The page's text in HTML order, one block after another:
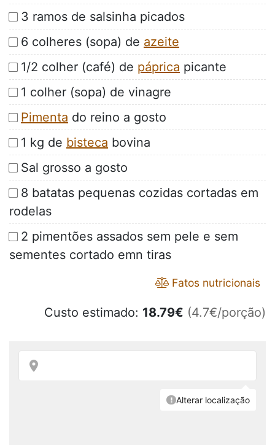
3 ramos de salsinha picados
6 colheres (sopa) de azeite
1/2 colher (café) de páprica picante
1 colher (sopa) de vinagre
Pimenta do reino a gosto
1 kg de bisteca bovina
Sal grosso a gosto
8 batatas pequenas cozidas cortadas em
rodelas
2 pimentões assados sem pele e sem
sementes cortado emn tiras
Fatos nutricionais
Custo estimado: 18.79€ (4.7€/porção)